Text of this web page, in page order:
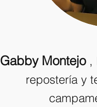
Gabby Montejo,
repostería y